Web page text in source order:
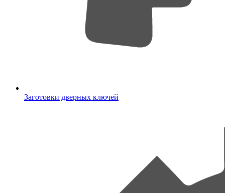
Заготовки дверных ключей